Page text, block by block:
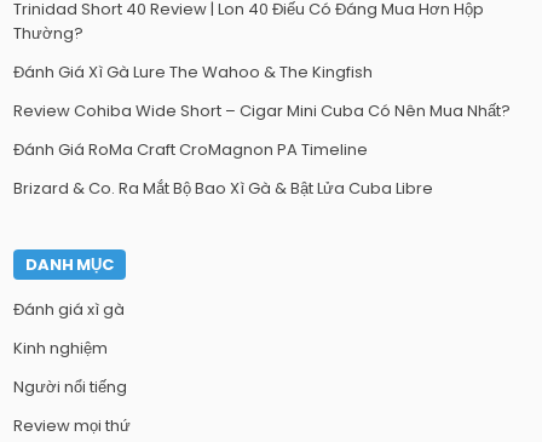
Trinidad Short 40 Review | Lon 40 Điếu Có Đáng Mua Hơn Hộp
Thường?
Đánh Giá Xì Gà Lure The Wahoo & The Kingfish
Review Cohiba Wide Short – Cigar Mini Cuba Có Nên Mua Nhất?
Đánh Giá RoMa Craft CroMagnon PA Timeline
Brizard & Co. Ra Mắt Bộ Bao Xì Gà & Bật Lửa Cuba Libre
DANH MỤC
Đánh giá xì gà
Kinh nghiệm
Người nổi tiếng
Review mọi thứ